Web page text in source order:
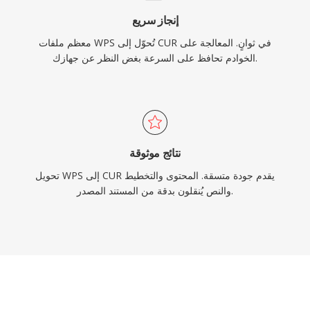
إنجاز سريع
معظم ملفات WPS تُحوّل إلى CUR في ثوانٍ. المعالجة على
الخوادم تحافظ على السرعة بغض النظر عن جهازك.
نتائج موثوقة
تحويل WPS إلى CUR يقدم جودة متسقة. المحتوى والتخطيط
والنص يُنقلون بدقة من المستند المصدر.